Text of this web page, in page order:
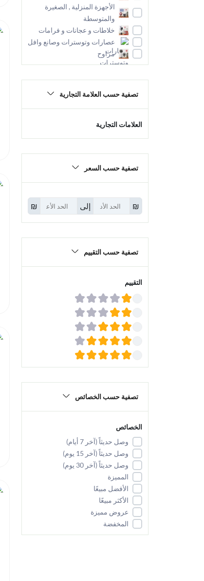
الأجهزة المنزلية , الصغيرة
والمتوسطة
خلاطات و عجانات و فرامات
عصارات وتوسترات وصانع وافل
مراوح
تصفية حسب العلامة التجارية
العلامات التجارية
تصفية حسب السعر
₪ إلى ₪
تصفية حسب التقييم
التقييم
تصفية حسب الخصائص
الخصائص
وصل حديثاً (آخر 7 أيام)
وصل حديثاً (آخر 15 يوم)
وصل حديثاً (آخر 30 يوم)
المميزة
الأفضل مبيعًا
الأكثر مبيعًا
عروض مميزة
المخفضة